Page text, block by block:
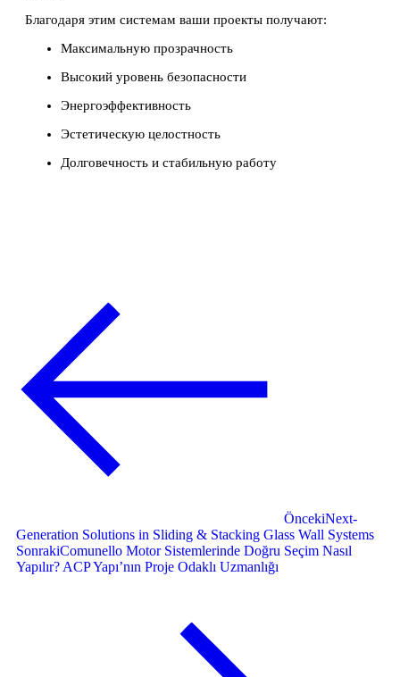
Благодаря этим системам ваши проекты получают:
Максимальную прозрачность
Высокий уровень безопасности
Энергоэффективность
Эстетическую целостность
Долговечность и стабильную работу
ÖncekiNext-
Generation Solutions in Sliding & Stacking Glass Wall Systems
SonrakiComunello Motor Sistemlerinde Doğru Seçim Nasıl
Yapılır? ACP Yapı’nın Proje Odaklı Uzmanlığı